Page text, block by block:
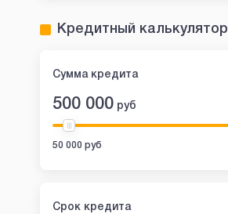
Кредитный калькулятор
Сумма кредита
500 000 руб
50 000 руб
Срок кредита